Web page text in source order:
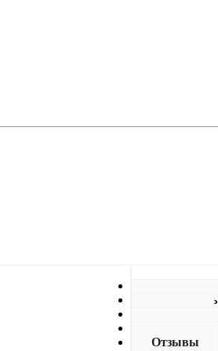
Как купить
Отзывы